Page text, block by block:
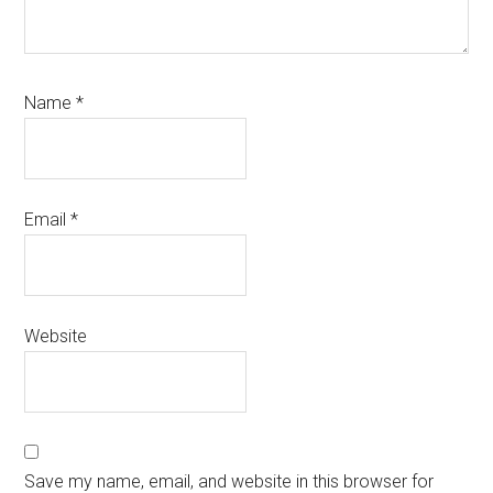
Name*
Email*
Website
Save my name, email, and website in this browser for